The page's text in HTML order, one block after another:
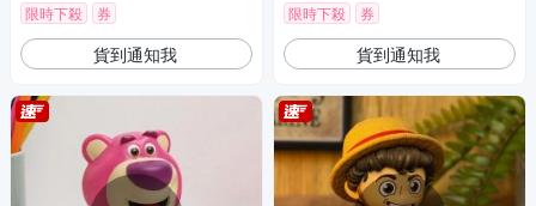
限時下殺 券
貨到通知我
限時下殺 券
貨到通知我